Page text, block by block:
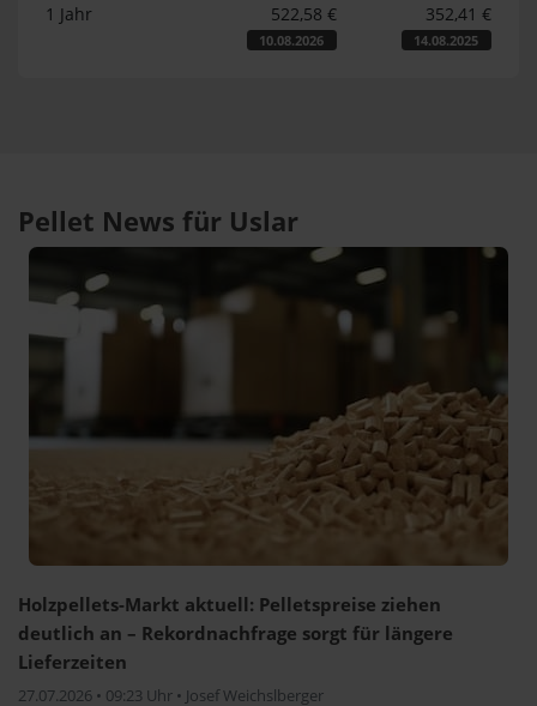
1 Jahr 522,58 €
10.08.2026
352,41 €
14.08.2025
Pellet News für Uslar
Holzpellets-Markt aktuell: Pelletspreise ziehen
deutlich an – Rekordnachfrage sorgt für längere
Lieferzeiten
27.07.2026 • 09:23 Uhr • Josef Weichslberger